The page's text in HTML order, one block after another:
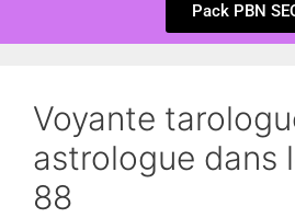
Pack PBN
Voyante
astrologue dans
88